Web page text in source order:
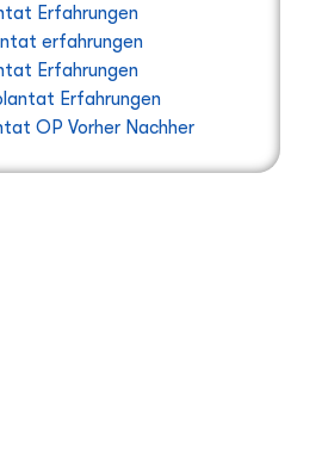
Erfahrungen
erfahrungen
Erfahrungen
Erfahrungen
OP Vorher Nachher